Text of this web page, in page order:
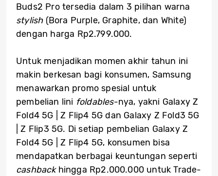
Buds2 Pro tersedia dalam 3 pilihan warna
stylish(Bora Purple, Graphite, dan White)
dengan harga Rp2.799.000.
Untuk menjadikan momen akhir tahun ini
makin berkesan bagi konsumen, Samsung
menawarkan promo spesial untuk
pembelian lini foldables-nya, yakni Galaxy Z
Fold4 5G | Z Flip4 5G dan Galaxy Z Fold3 5G
| Z Flip3 5G. Di setiap pembelian Galaxy Z
Fold4 5G | Z Flip4 5G, konsumen bisa
mendapatkan berbagai keuntungan seperti
cashbackhingga Rp2.000.000 untuk Trade-